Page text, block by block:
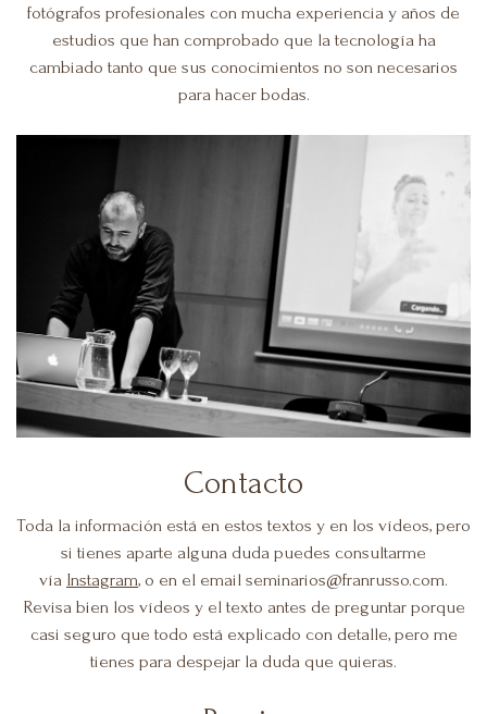
fotógrafos profesionales con mucha experiencia y años de
estudios que han comprobado que la tecnología ha
cambiado tanto que sus conocimientos no son necesarios
para hacer bodas.
Contacto
Toda la información está en estos textos y en los vídeos, pero
si tienes aparte alguna duda puedes consultarme
vía Instagram, o en el email seminarios@franrusso.com.
Revisa bien los vídeos y el texto antes de preguntar porque
casi seguro que todo está explicado con detalle, pero me
tienes para despejar la duda que quieras.